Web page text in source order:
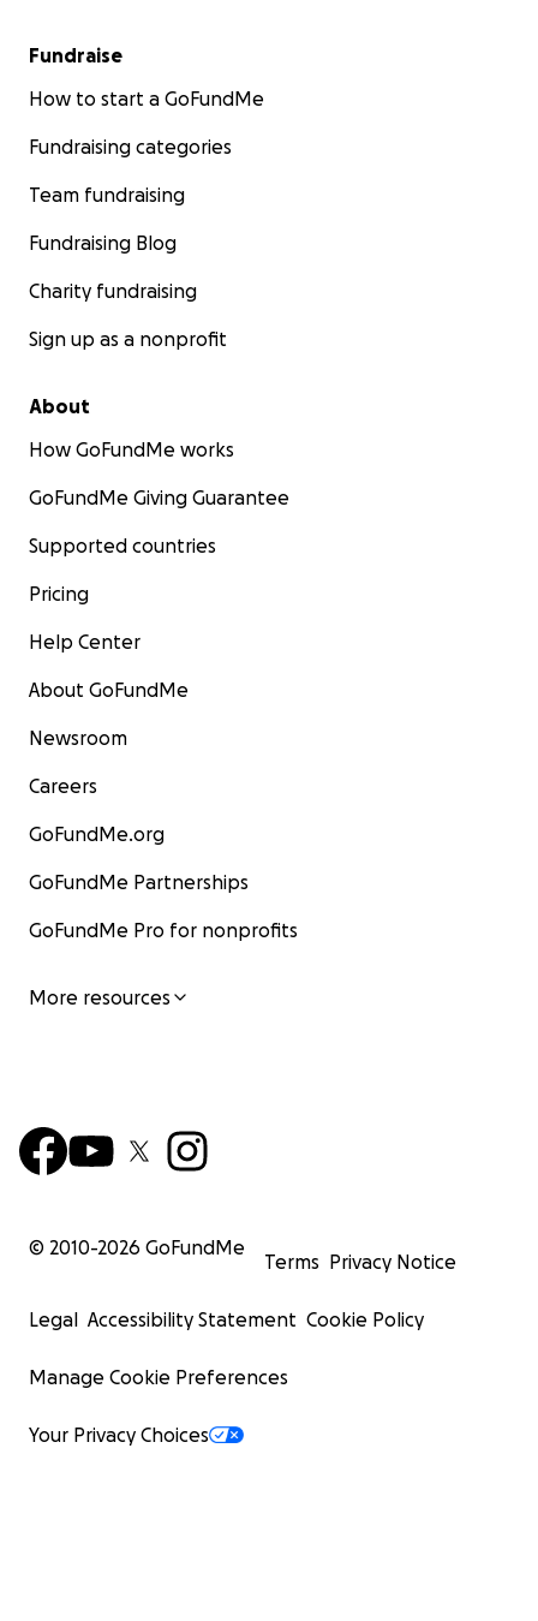
Fundraise
How to start a GoFundMe
Fundraising categories
Team fundraising
Fundraising Blog
Charity fundraising
Sign up as a nonprofit
About
How GoFundMe works
GoFundMe Giving Guarantee
Supported countries
Pricing
Help Center
About GoFundMe
Newsroom
Careers
GoFundMe.org
GoFundMe Partnerships
GoFundMe Pro for nonprofits
More resources
© 2010-2026 GoFundMe
Terms Privacy Notice
Legal Accessibility Statement Cookie Policy
Manage Cookie Preferences
Your Privacy Choices